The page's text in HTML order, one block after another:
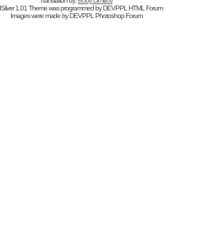
1.01 Theme was programmed byDEVPPL HTML Forum
Images were made byDEVPPL Photoshop Forum